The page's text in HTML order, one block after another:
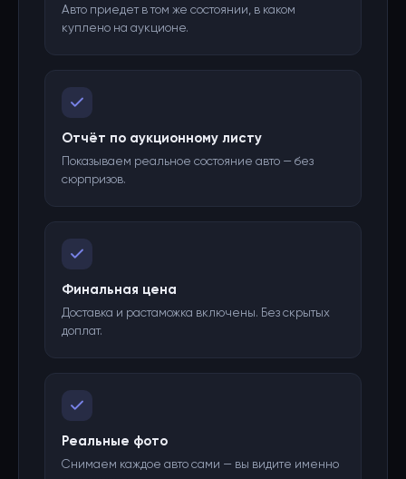
Авто приедет в том же состоянии, в каком
куплено на аукционе.
Отчёт по аукционному листу
Показываем реальное состояние авто — без
сюрпризов.
Финальная цена
Доставка и растаможка включены. Без скрытых
доплат.
Реальные фото
Снимаем каждое авто сами — вы видите именно